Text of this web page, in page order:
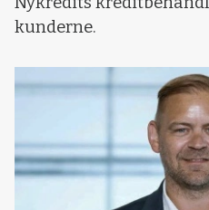
kunderne.